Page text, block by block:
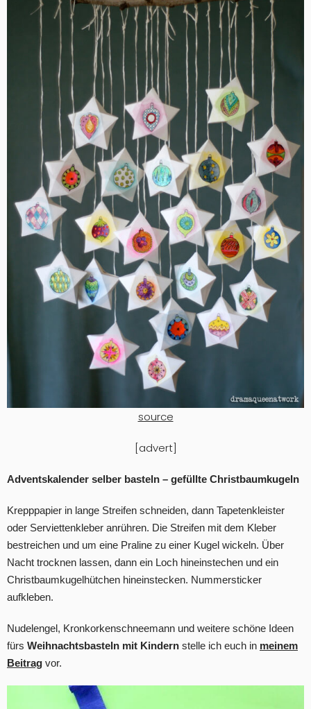
source
[advert]
Adventskalender selber basteln – gefüllte Christbaumkugeln
Krepppapier in lange Streifen schneiden, dann Tapetenkleister
oder Serviettenkleber anrühren. Die Streifen mit dem Kleber
bestreichen und um eine Praline zu einer Kugel wickeln. Über
Nacht trocknen lassen, dann ein Loch hineinstechen und ein
Christbaumkugelhütchen hineinstecken. Nummersticker
aufkleben.
Nudelengel, Kronkorkenschneemann und weitere schöne Ideen
fürs Weihnachtsbasteln mit Kindern stelle ich euch in meinem
Beitrag vor.